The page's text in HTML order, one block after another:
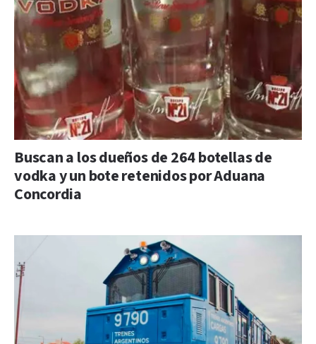
Buscan a los dueños de 264 botellas de
vodka y un bote retenidos por Aduana
Concordia